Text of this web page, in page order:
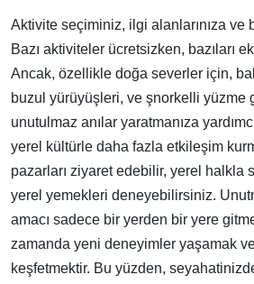
Aktivite seçiminiz, ilgi alanlarınıza ve
Bazı aktiviteler ücretsizken, bazıları
Ancak, özellikle doğa severler için,
buzul yürüyüşleri, ve şnorkelli yüzme
unutulmaz anılar yaratmanıza
yerel kültürle daha fazla etkileşim
pazarları ziyaret edebilir, yerel halkla
yerel yemekleri deneyebilirsiniz.
amacı sadece bir yerden bir yere
zamanda yeni deneyimler yaşamak
keşfetmektir. Bu yüzden,